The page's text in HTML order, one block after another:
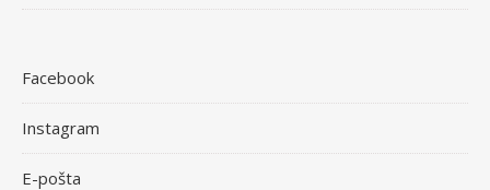
Facebook
Instagram
E-pošta